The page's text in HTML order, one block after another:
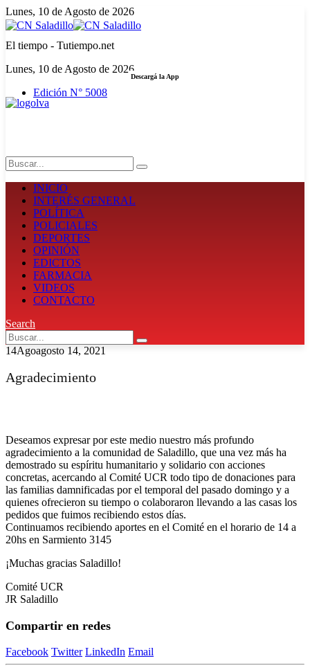
Lunes, 10 de Agosto de 2026
El tiempo - Tutiempo.net
Lunes, 10 de Agosto de 2026
Edición N° 5008
Descargá la App
INICIO
INTERÉS GENERAL
POLÍTICA
POLICIALES
DEPORTES
OPINIÓN
EDICTOS
FARMACIA
VIDEOS
CONTACTO
Search
14Agoagosto 14, 2021
Agradecimiento
Deseamos expresar por este medio nuestro más profundo
agradecimiento a la comunidad de Saladillo, que una vez más ha
demostrado su espíritu humanitario y solidario con acciones
concretas, acercando al Comité UCR todo tipo de donaciones para
las familias damnificadas por el temporal del pasado domingo y a
quienes ofrecieron su tiempo o colaboraron llevando a las casas los
pedidos que fuimos recibiendo estos días.
Continuamos recibiendo aportes en el Comité en el horario de 14 a
20hs en Sarmiento 3145
¡Muchas gracias Saladillo!
Comité UCR
JR Saladillo
Compartir en redes
Facebook Twitter LinkedIn Email